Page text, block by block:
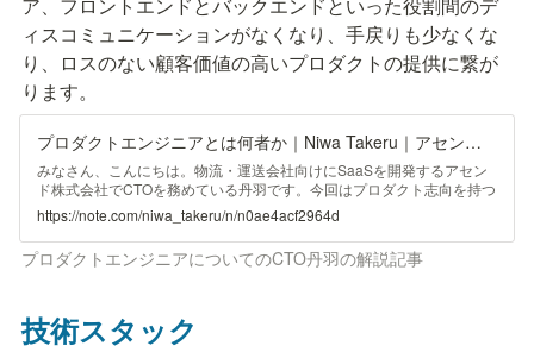
ィスコミュニケーションがなくなり、手戻りも少なくな
り、ロスのない顧客価値の高いプロダクトの提供に繋が
ります。
プロダクトエンジニアとは何者か｜Niwa Takeru｜アセンド株式会社CTO
みなさん、こんにちは。物流・運送会社向けにSaaSを開発するアセン
ド株式会社でCTOを務めている丹羽です。今回はプロダクト志向を持つ
エンジニアに向けて、プロダクトエンジニアという職種についてまとめ
ました。 プロダクトエンジニアはフロントエンド・バックエンド・デ
ザイン、そしてあらゆる領域を越境してプロダクトのあるべき姿を構想
し、優れた顧客体験を生み出します。そんな顧客課題を中心として、プ
クトエンジニア”という職種を聞いたことはあるでしょうか。一般的な
https://note.com/niwa_takeru/n/n0ae4acf2964d
プロダクトエンジニアについてのCTO丹羽の解説記事
技術スタック